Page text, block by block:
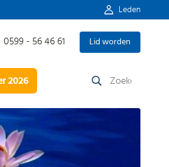
Leden
0599 - 56 46 61 Lid worden
2026
naar: